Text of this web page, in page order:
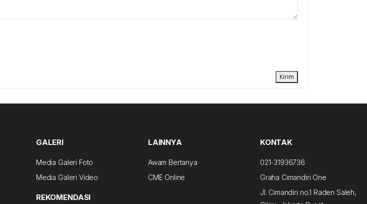
Kirim
GALERI
Media Galeri Foto
Media Galeri Video
REKOMENDASI
LAINNYA
Awam Bertanya
CME Online
KONTAK
021-31936736
Graha Cimandiri One
Jl. Cimandiri no.1 Raden Saleh,